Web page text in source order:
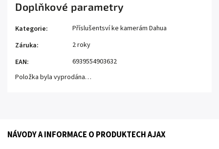
Doplňkové parametry
Kategorie:
Příslušentsví ke kamerám Dahua
Záruka:
2 roky
EAN:
6939554903632
Položka byla vyprodána…
NÁVODY A INFORMACE O PRODUKTECH AJAX